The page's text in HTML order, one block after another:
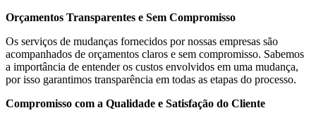
Orçamentos Transparentes e Sem Compromisso
Os serviços de mudanças fornecidos por nossas empresas são
acompanhados de orçamentos claros e sem compromisso. Sabemos
a importância de entender os custos envolvidos em uma mudança,
por isso garantimos transparência em todas as etapas do processo.
Compromisso com a Qualidade e Satisfação do Cliente